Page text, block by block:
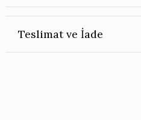
Teslimat ve İade